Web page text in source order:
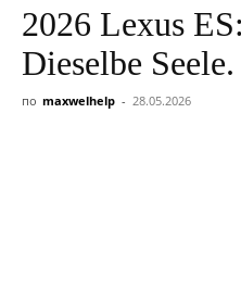
2026 Lexus
Dieselbe Seele.
по maxwelhelp - 28.05.2026